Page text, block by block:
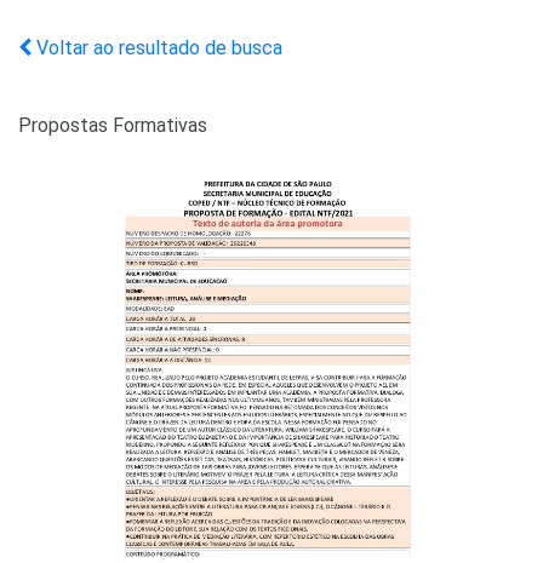
Voltar ao resultado de busca
Propostas Formativas